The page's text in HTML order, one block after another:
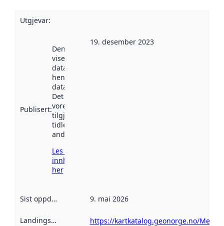
Utgjevar:
Publisert:
Denne datoen
viser når
datasettet vart
henta inn av
data.norge.no.
Det kan ha
vore
tilgjengeleg
tidlegare
andre stader.
Les meir om
innhenting
her
19. desember 2023
Sist oppdatert 9. mai 2026
Landingsside
https://kartkatalog.geonorge.no/